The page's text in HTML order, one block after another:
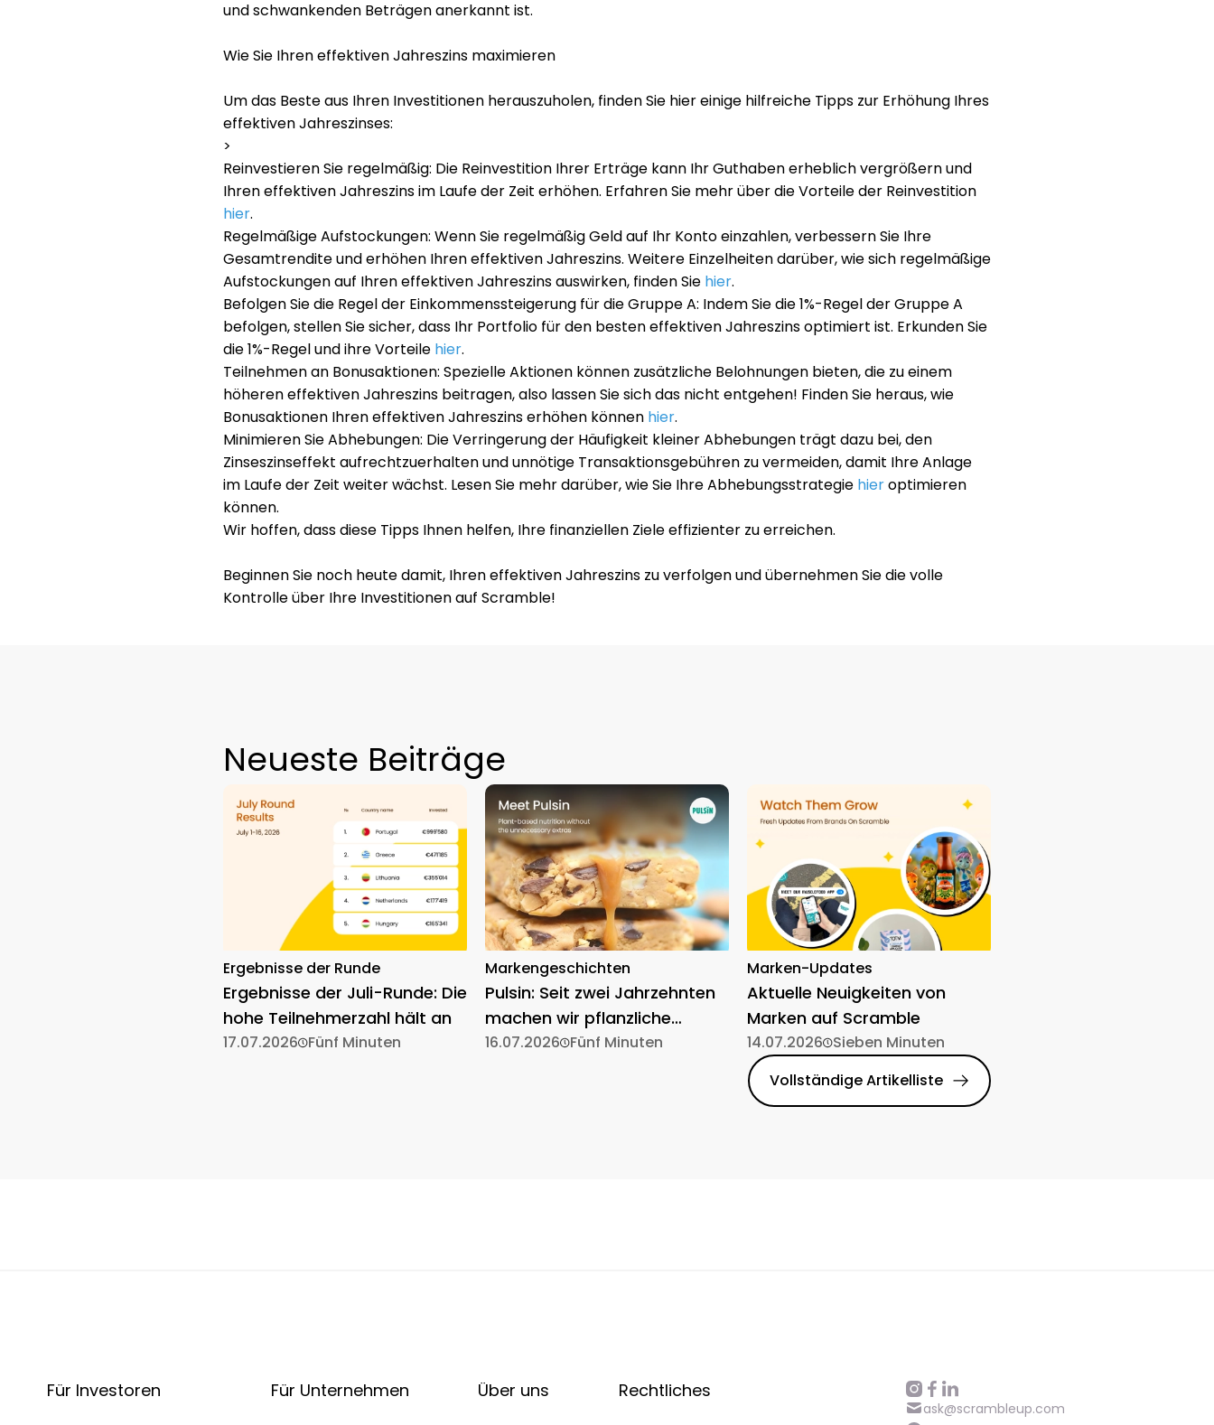
und schwankenden Beträgen anerkannt ist.
Wie Sie Ihren effektiven Jahreszins maximieren
Um das Beste aus Ihren Investitionen herauszuholen, finden Sie hier einige hilfreiche Tipps zur Erhöhung Ihres
effektiven Jahreszinses:
>
Reinvestieren Sie regelmäßig: Die Reinvestition Ihrer Erträge kann Ihr Guthaben erheblich vergrößern und
Ihren effektiven Jahreszins im Laufe der Zeit erhöhen. Erfahren Sie mehr über die Vorteile der Reinvestition
hier.
Regelmäßige Aufstockungen: Wenn Sie regelmäßig Geld auf Ihr Konto einzahlen, verbessern Sie Ihre
Gesamtrendite und erhöhen Ihren effektiven Jahreszins. Weitere Einzelheiten darüber, wie sich regelmäßige
Aufstockungen auf Ihren effektiven Jahreszins auswirken, finden Sie hier.
Befolgen Sie die Regel der Einkommenssteigerung für die Gruppe A: Indem Sie die 1%-Regel der Gruppe A
befolgen, stellen Sie sicher, dass Ihr Portfolio für den besten effektiven Jahreszins optimiert ist. Erkunden Sie
die 1%-Regel und ihre Vorteile hier.
Teilnehmen an Bonusaktionen: Spezielle Aktionen können zusätzliche Belohnungen bieten, die zu einem
höheren effektiven Jahreszins beitragen, also lassen Sie sich das nicht entgehen! Finden Sie heraus, wie
Bonusaktionen Ihren effektiven Jahreszins erhöhen können hier.
Minimieren Sie Abhebungen: Die Verringerung der Häufigkeit kleiner Abhebungen trägt dazu bei, den
Zinseszinseffekt aufrechtzuerhalten und unnötige Transaktionsgebühren zu vermeiden, damit Ihre Anlage
im Laufe der Zeit weiter wächst. Lesen Sie mehr darüber, wie Sie Ihre Abhebungsstrategie hieroptimieren
können.
Wir hoffen, dass diese Tipps Ihnen helfen, Ihre finanziellen Ziele effizienter zu erreichen.
Beginnen Sie noch heute damit, Ihren effektiven Jahreszins zu verfolgen und übernehmen Sie die volle
Kontrolle über Ihre Investitionen auf Scramble!
Neueste Beiträge
Ergebnisse der Runde
Ergebnisse der Juli-Runde: Die
hohe Teilnehmerzahl hält an
17.07.2026 Fünf Minuten
Markengeschichten
Pulsin: Seit zwei Jahrzehnten
machen wir pflanzliche
Ernährung einfach
16.07.2026 Fünf Minuten
Marken-Updates
Aktuelle Neuigkeiten von
Marken auf Scramble
14.07.2026 Sieben Minuten
Vollständige Artikelliste
Für Investoren Für Unternehmen Über uns Rechtliches
ask@scrambleup.com